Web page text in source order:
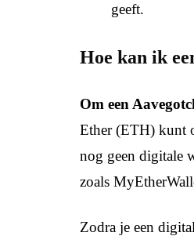
geeft.
Hoe kan ik
Om een
Ether (ETH) kunt
nog geen digitale
zoals
Zodra je een